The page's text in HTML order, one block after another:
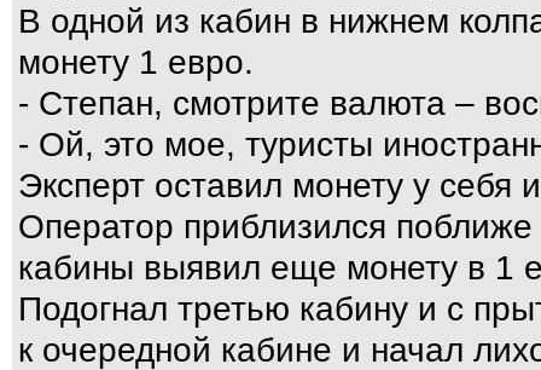
В одной из кабин в нижнем
монету 1 евро.
- Степан, смотрите валюта –
- Ой, это мое, туристы
Эксперт оставил монету у себя
Оператор приблизился поближе
кабины выявил еще монету в 1
Подогнал третью кабину и с
к очередной кабине и начал